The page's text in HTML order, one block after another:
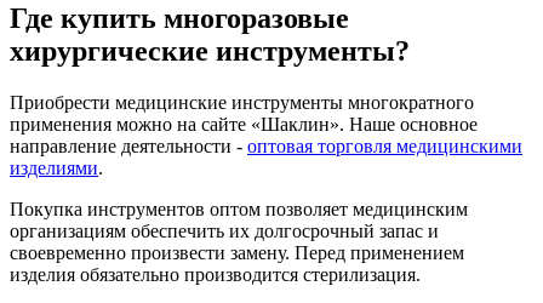
Где купить многоразовые
хирургические инструменты?
Приобрести медицинские инструменты многократного
применения можно на сайте «Шаклин». Наше основное
направление деятельности - оптовая торговля медицинскими
изделиями.
Покупка инструментов оптом позволяет медицинским
организациям обеспечить их долгосрочный запас и
своевременно произвести замену. Перед применением
изделия обязательно производится стерилизация.